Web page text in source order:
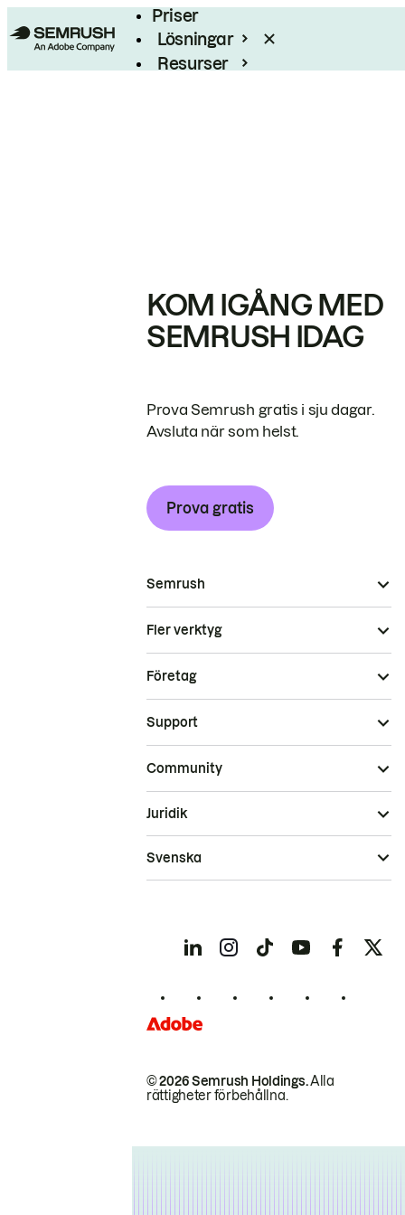
Priser
Lösningar
Resurser
KOM IGÅNG MED
SEMRUSH IDAG
Prova Semrush gratis i sju dagar.
Avsluta när som helst.
Prova gratis
Semrush
Fler verktyg
Företag
Support
Community
© 2026 Semrush Holdings.Alla
rättigheter förbehållna.
Juridik
Svenska